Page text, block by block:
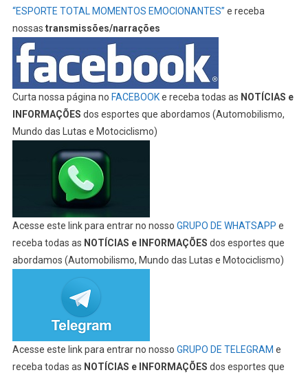
“ESPORTE TOTAL MOMENTOS EMOCIONANTES” e receba
nossas transmissões/narrações
Curta nossa página no FACEBOOKe receba todas as NOTÍCIAS e
INFORMAÇÕES dos esportes que abordamos (Automobilismo,
Mundo das Lutas e Motociclismo)
Acesse este link para entrar no nosso GRUPO DE WHATSAPP e
receba todas as NOTÍCIAS e INFORMAÇÕES dos esportes que
abordamos (Automobilismo, Mundo das Lutas e Motociclismo)
Acesse este link para entrar no nosso GRUPO DE TELEGRAM e
receba todas as NOTÍCIAS e INFORMAÇÕES dos esportes que